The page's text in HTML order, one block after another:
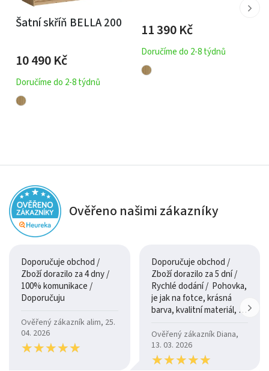
Šatní skříň BELLA 200
10 490Kč
Doručíme do 2-8 týdnů
11 390Kč
Doručíme do 2-8 týdnů
Ověřeno našimi zákazníky
Doporučuje obchod /
Zboží dorazilo za 4 dny /
100% komunikace /
Doporučuju
Ověřený zákazník alim, 25.
04. 2026
★★★★★
★★★★★
Doporučuje obchod /
Zboží dorazilo za 5 dní /
Rychlé dodání / Pohovka,
je jak na fotce, krásná
barva, kvalitní materiál, a
Ověřený zákazník Diana,
13. 03. 2026
★★★★★
★★★★★